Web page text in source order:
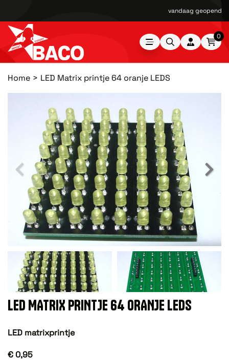
vandaag geopend
0
Home LED Matrix printje 64 oranje LEDS
LED MATRIX PRINTJE 64 ORANJE LEDS
LED matrixprintje
€ 0,95